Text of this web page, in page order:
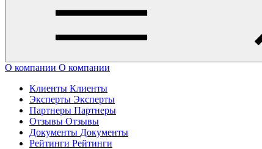
О компании О компании
Клиенты Клиенты
Эксперты Эксперты
Партнеры Партнеры
Отзывы Отзывы
Документы Документы
Рейтинги Рейтинги